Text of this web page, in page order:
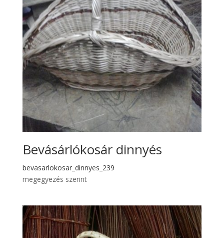
Bevásárlókosár dinnyés
bevasarlokosar_dinnyes_239
megegyezés szerint